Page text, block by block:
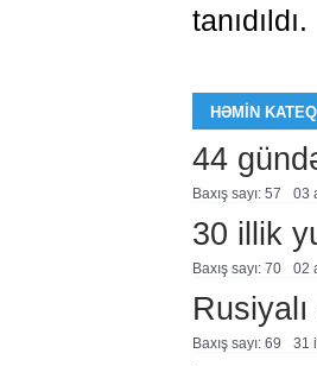
tanıdıldı.
HƏMIN
44
Baxış sayı: 57 03
30 illik
Baxış sayı: 70 02
Baxış sayı: 69 31